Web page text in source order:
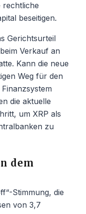
rechtliche
beseitigen.
Gerichtsurteil
Verkauf an
Kann die neue
Weg für den
die aktuelle
um XRP als
zu
dem
Stimmung, die
von 3,7